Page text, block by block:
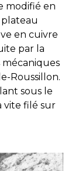
modifié en
en cuivre
par la
mécaniques
Roussillon.
sous le
vite filé sur